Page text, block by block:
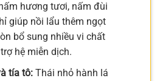
hương tươi, nấm đùi
giúp nồi lẩu thêm ngọt
bổ sung nhiều vi chất
hệ miễn dịch.
tía tô:Thái nhỏ hành lá